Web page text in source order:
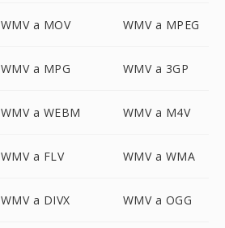
WMV a MOV WMV a MPEG
WMV a MPG WMV a 3GP
WMV a WEBM WMV a M4V
WMV a FLV WMV a WMA
WMV a DIVX WMV a OGG